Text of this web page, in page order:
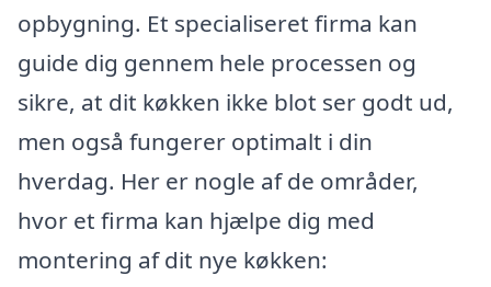
opbygning. Et specialiseret firma kan
guide dig gennem hele processen og
sikre, at dit køkken ikke blot ser godt ud,
men også fungerer optimalt i din
hverdag. Her er nogle af de områder,
hvor et firma kan hjælpe dig med
montering af dit nye køkken: